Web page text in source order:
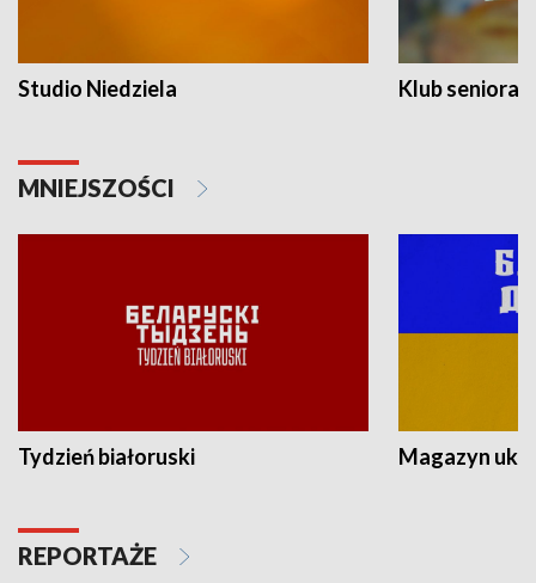
Studio Niedziela Klub seniora
MNIEJSZOŚCI
Tydzień białoruski Magazyn
REPORTAŻE